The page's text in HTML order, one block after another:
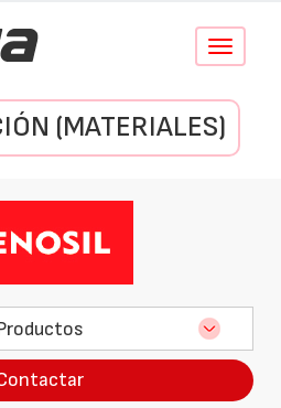
Conmutar
(MATERIALES)